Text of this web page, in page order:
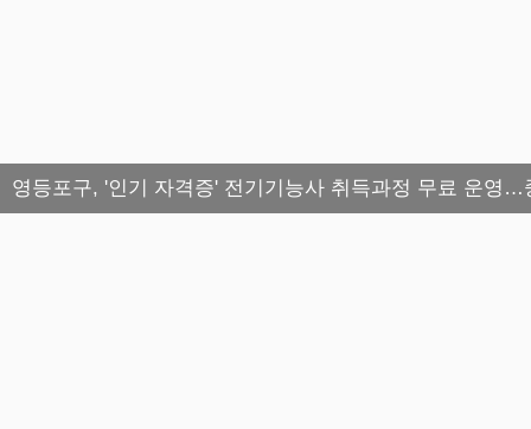
영등포구, '인기 자격증' 전기기능사 취득과정 무료 운영…